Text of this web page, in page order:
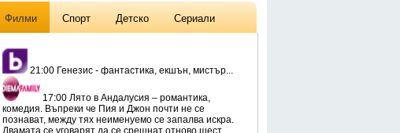
Филми Спорт Детско Сериали
21:00 Генезис - фантастика, екшън, мистър...
17:00 Лято в Андалусия – романтика,
комедия. Въпреки че Пия и Джон почти не се
познават, между тях неименуемо се запалва искра.
Двамата се уговарят да се срещнат отново шест